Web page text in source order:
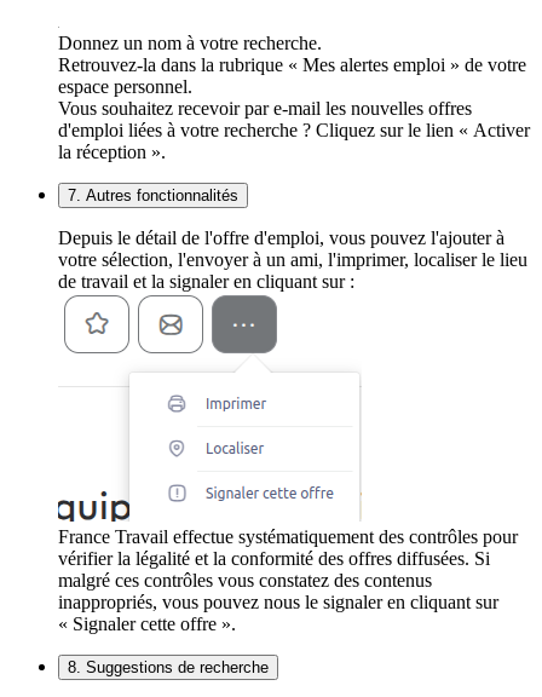
Donnez un nom à votre recherche.
Retrouvez-la dans la rubrique « Mes alertes emploi » de votre
espace personnel.
Vous souhaitez recevoir par e-mail les nouvelles offres
d'emploi liées à votre recherche ? Cliquez sur le lien « Activer
la réception ».
7. Autres fonctionnalités
Depuis le détail de l'offre d'emploi, vous pouvez l'ajouter à
votre sélection, l'envoyer à un ami, l'imprimer, localiser le lieu
de travail et la signaler en cliquant sur :
France Travail effectue systématiquement des contrôles pour
vérifier la légalité et la conformité des offres diffusées. Si
malgré ces contrôles vous constatez des contenus
inappropriés, vous pouvez nous le signaler en cliquant sur
« Signaler cette offre ».
8. Suggestions de recherche